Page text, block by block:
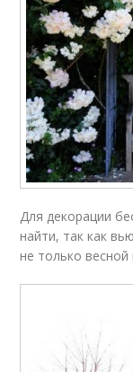
Для декорации
найти, так как
не только